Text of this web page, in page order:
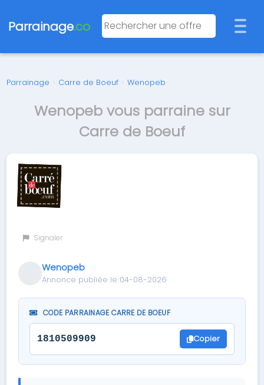
Parrainage.co
Parrainage › Carre de Boeuf › Wenopeb
Wenopeb vous parraine sur
Carre de Boeuf
Signaler
Wenopeb
Annonce publiée le 04-08-2026
CODE PARRAINAGE CARRE DE BOEUF
1810509909 Copier